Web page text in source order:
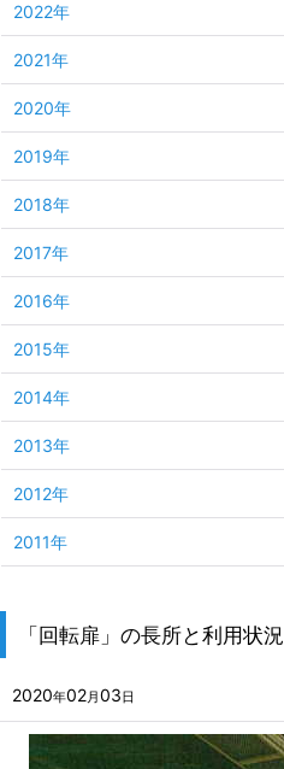
「回転扉」の長所と利用状況
2020年02月03日
2022年
2021年
2020年
2019年
2018年
2017年
2016年
2015年
2014年
2013年
2012年
2011年